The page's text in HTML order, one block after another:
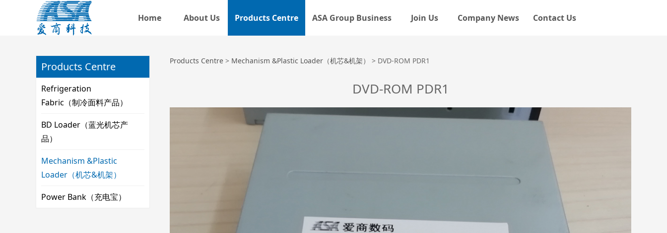
Home About Us Products Centre ASA Group Business Join Us Company News Contact Us
Products Centre
Refrigeration
Fabric（制冷面料产品）
BD Loader（蓝光机芯产
品）
Mechanism &Plastic
Loader（机芯&机架）
Power Bank（充电宝）
DVD-ROM PDR1
Products Centre > Mechanism &Plastic Loader（机芯&机架） > DVD-ROM PDR1
DVD-ROM PDR1